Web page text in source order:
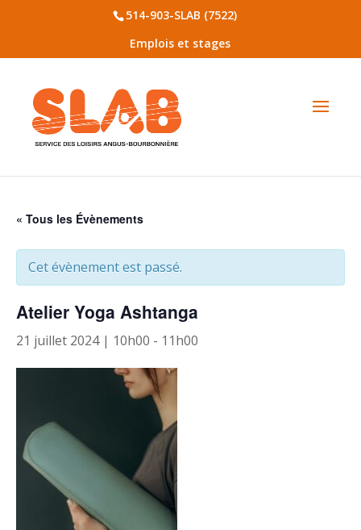
514-903-SLAB (7522)
Emplois et stages
« Tous les Évènements
Cet évènement est passé.
Atelier Yoga Ashtanga
21 juillet 2024 | 10h00 - 11h00